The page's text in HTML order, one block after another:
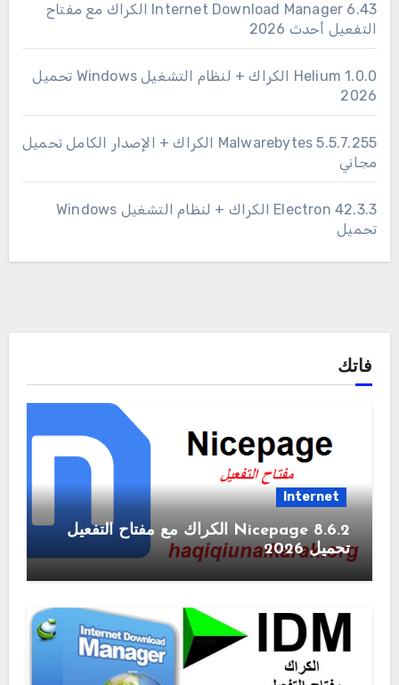
6.43 Internet Download Manager الكراك مع مفتاح
التفعيل أحدث 2026
1.0.0 Helium الكراك + لنظام التشغيل Windows تحميل
2026
Malwarebytes 5.5.7.255 الكراك + الإصدار الكامل تحميل
مجاني
Electron 42.3.3 الكراك + لنظام التشغيل Windows
تحميل
فاتك
Internet
Nicepage 8.6.2 الكراك مع مفتاح التفعيل
تحميل 2026